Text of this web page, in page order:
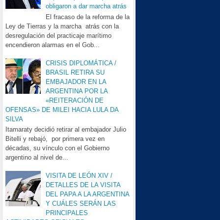
obligaron a dar marcha atrás
El fracaso de la reforma de la
Ley de Tierras y la marcha atrás con la
desregulación del practicaje marítimo
encendieron alarmas en el Gob...
CRISIS DIPLOMÁTICA /
BRASIL RETIRA SU
EMBAJADOR EN LA
ARGENTINA POR LA
«REITERACIÓN DE
OFENSAS» DE MILEI HACIA LULA DA
SILVA
Itamaraty decidió retirar al embajador Julio
Bitelli y rebajó, por primera vez en
décadas, su vínculo con el Gobierno
argentino al nivel de...
VISITA DE LEÓN XIV /
DETALLES DE LA VISITA
DEL PAPA A LA ARGENTINA
Y CUÁLES SERÁN LAS
PRINCIPALES